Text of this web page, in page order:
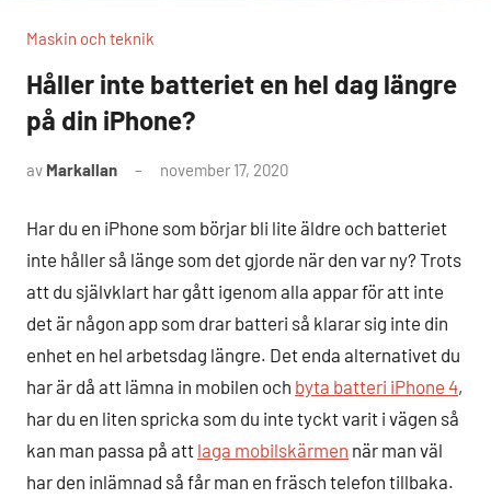
Maskin och teknik
Håller inte batteriet en hel dag längre
på din iPhone?
av Markallan november 17, 2020
Har du en iPhone som börjar bli lite äldre och batteriet
inte håller så länge som det gjorde när den var ny? Trots
att du självklart har gått igenom alla appar för att inte
det är någon app som drar batteri så klarar sig inte din
enhet en hel arbetsdag längre. Det enda alternativet du
har är då att lämna in mobilen och byta batteri iPhone 4,
har du en liten spricka som du inte tyckt varit i vägen så
kan man passa på att laga mobilskärmen när man väl
har den inlämnad så får man en fräsch telefon tillbaka.